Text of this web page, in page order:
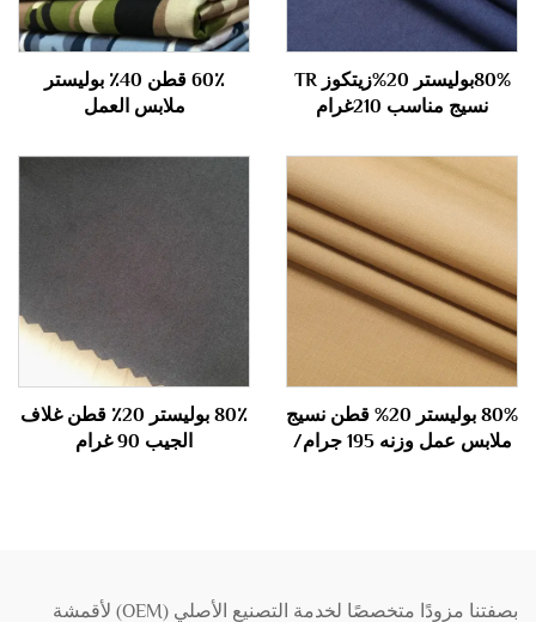
80%بوليستر 20%زيتكوز TR
نسيج مناسب 210غرام
60٪ قطن 40٪ بوليستر
ملابس العمل
80% بوليستر 20% قطن نسيج
ملابس عمل وزنه 195 جرام/
80٪ بوليستر 20٪ قطن غلاف
الجيب 90 غرام
بصفتنا مزودًا متخصصًا لخدمة التصنيع الأصلي (OEM) لأقمشة